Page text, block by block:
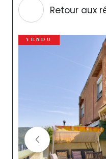
Retour aux
VENDU